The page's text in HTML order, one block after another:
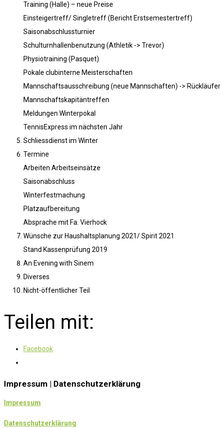
Training (Halle) – neue Preise
Einsteigertreff/ Singletreff (Bericht Erstsemestertreff)
Saisonabschlussturnier
Schulturnhallenbenutzung (Athletik -> Trevor)
Physiotraining (Pasquet)
Pokale clubinterne Meisterschaften
Mannschaftsausschreibung (neue Mannschaften) -> Rückläufer
Mannschaftskapitäntreffen
Meldungen Winterpokal
TennisExpress im nächsten Jahr
Schliessdienst im Winter
Termine
Arbeiten Arbeitseinsätze
Saisonabschluss
Winterfestmachung
Platzaufbereitung
Absprache mit Fa. Vierhock
Wünsche zur Haushaltsplanung 2021/ Spirit 2021
Stand Kassenprüfung 2019
An Evening with Sinem
Diverses
Nicht-öffentlicher Teil
Teilen mit:
Facebook
Impressum | Datenschutzerklärung
Impressum
Datenschutzerklärung